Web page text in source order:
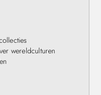
wereldculturen